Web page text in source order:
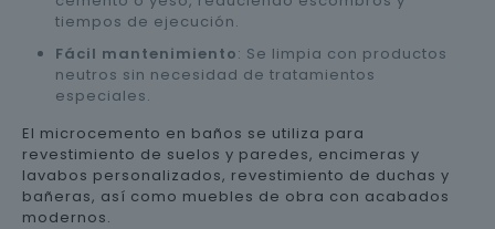
tiempos de ejecución.
Fácil mantenimiento: Se limpia con productos
neutros sin necesidad de tratamientos
especiales.
El microcemento en baños se utiliza para
revestimiento de suelos y paredes, encimeras y
lavabos personalizados, revestimiento de duchas y
bañeras, así como muebles de obra con acabados
modernos.